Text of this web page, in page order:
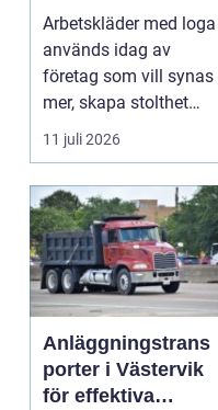
varje dag
Arbetskläder med loga
används idag av
företag som vill synas
mer, skapa stolthet
inte...
11 juli 2026
Anläggningstrans
porter i Västervik
för effektiva